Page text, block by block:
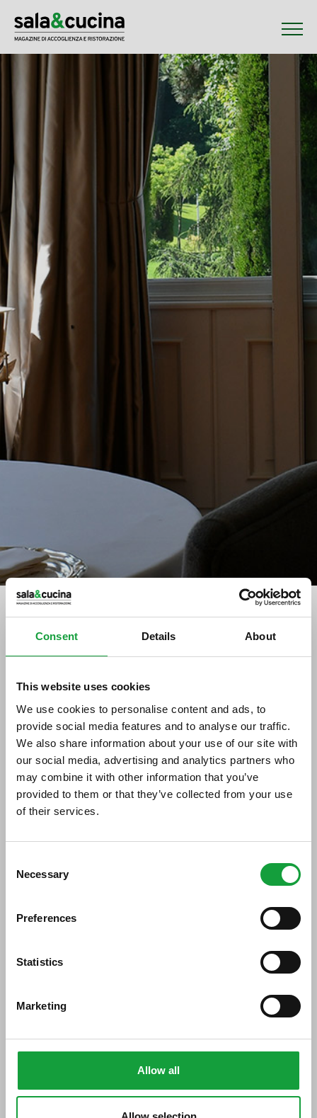
Consent Details About
This website uses cookies
We use cookies to personalise content and ads, to
provide social media features and to analyse our traffic.
We also share information about your use of our site with
our social media, advertising and analytics partners who
may combine it with other information that you’ve
provided to them or that they’ve collected from your use
of their services.
Selection
Necessary
Preferences
Statistics
Marketing
Allow all
Bevagna: nel borgo umbro
torna la tre giorni di "Arte in
tavola"
08/05/2018
(Pg), uno dei borghi più belli d’
18 al 20 maggio
”, kermesse realizzata dal
Comune di Bevagna in collaborazione con
Epta Confcommercio Umbria e con il
sostegno di Regione Umbria e GAL Valle
ISCRIVITI ALLA NEWSLETTER
Resta aggiornato su tutte le ultime novita nel campo